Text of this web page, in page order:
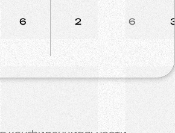
6 2 6